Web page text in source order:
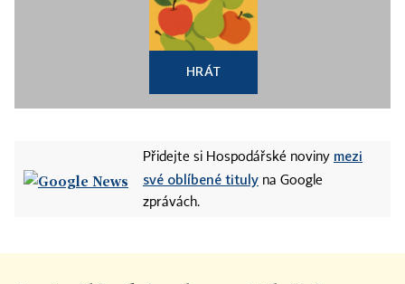
HRÁT
Přidejte si Hospodářské noviny mezi
své oblíbené tituly na Google
zprávách.